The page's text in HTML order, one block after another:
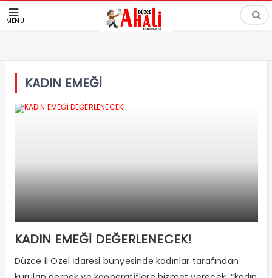
MENÜ
KADIN EMEĞİ
KADIN EMEĞİ DEĞERLENECEK!
Düzce il Özel İdaresi bünyesinde kadınlar tarafından